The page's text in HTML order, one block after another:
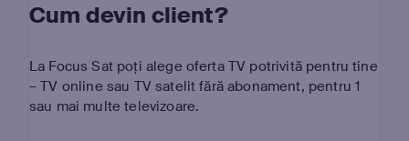
Cum devin client?
La Focus Sat poți alege oferta TV potrivită pentru tine
– TV online sau TV satelit fără abonament, pentru 1
sau mai multe televizoare.